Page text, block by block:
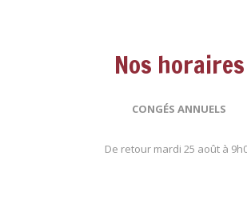
Nos horaires
CONGÉS ANNUELS
De retour mardi 25 août à